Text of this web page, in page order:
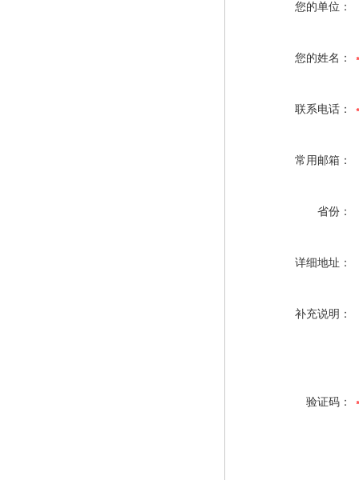
您的单位：
您的姓名：
联系电话：
常用邮箱：
省份：
详细地址：
补充说明：
验证码：